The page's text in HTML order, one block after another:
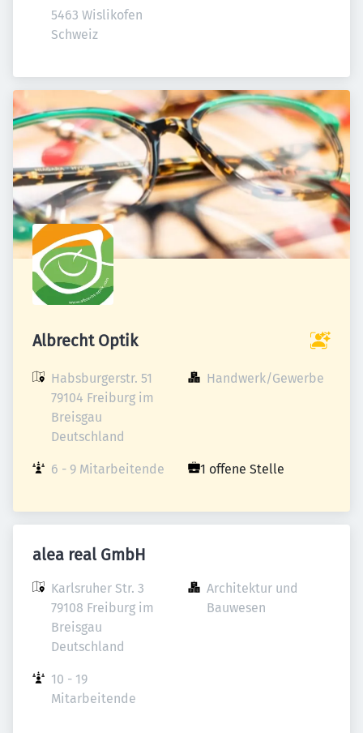
5463 Wislikofen
Schweiz
Albrecht Optik
Habsburgerstr. 51
79104 Freiburg im
Breisgau
Deutschland
Handwerk/Gewerbe
6 - 9 Mitarbeitende 1 offene Stelle
alea real GmbH
Karlsruher Str. 3
79108 Freiburg im
Breisgau
Deutschland
Architektur und
Bauwesen
10 - 19
Mitarbeitende